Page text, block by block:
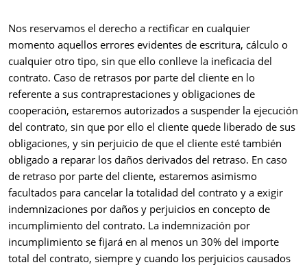
Nos reservamos el derecho a rectificar en cualquier
momento aquellos errores evidentes de escritura, cálculo o
cualquier otro tipo, sin que ello conlleve la ineficacia del
contrato. Caso de retrasos por parte del cliente en lo
referente a sus contraprestaciones y obligaciones de
cooperación, estaremos autorizados a suspender la ejecución
del contrato, sin que por ello el cliente quede liberado de sus
obligaciones, y sin perjuicio de que el cliente esté también
obligado a reparar los daños derivados del retraso. En caso
de retraso por parte del cliente, estaremos asimismo
facultados para cancelar la totalidad del contrato y a exigir
indemnizaciones por daños y perjuicios en concepto de
incumplimiento del contrato. La indemnización por
incumplimiento se fijará en al menos un 30% del importe
total del contrato, siempre y cuando los perjuicios causados